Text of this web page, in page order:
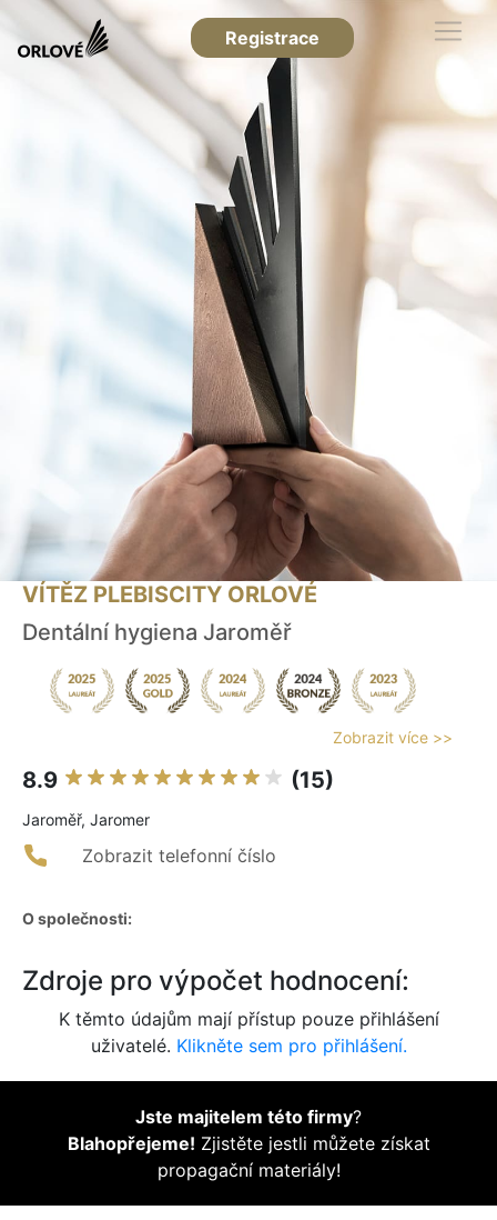
Registrace
VÍTĚZ PLEBISCITY ORLOVÉ
Dentální hygiena Jaroměř
Zobrazit více >>
8.9 (15)
Jaroměř, Jaromer
Zobrazit telefonní číslo
O společnosti:
Zdroje pro výpočet hodnocení:
K těmto údajům mají přístup pouze přihlášení
uživatelé. Klikněte sem pro přihlášení.
Jste majitelem této firmy?
Blahopřejeme! Zjistěte jestli můžete získat
propagační materiály!